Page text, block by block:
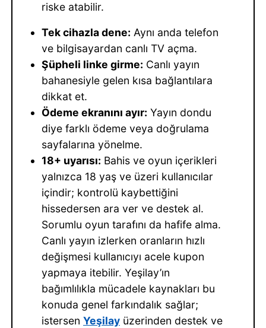
riske atabilir.
Tek cihazla dene: Aynı anda telefon
ve bilgisayardan canlı TV açma.
Şüpheli linke girme: Canlı yayın
bahanesiyle gelen kısa bağlantılara
dikkat et.
Ödeme ekranını ayır: Yayın dondu
diye farklı ödeme veya doğrulama
sayfalarına yönelme.
18+ uyarısı: Bahis ve oyun içerikleri
yalnızca 18 yaş ve üzeri kullanıcılar
içindir; kontrolü kaybettiğini
hissedersen ara ver ve destek al.
Sorumlu oyun tarafını da hafife alma.
Canlı yayın izlerken oranların hızlı
değişmesi kullanıcıyı acele kupon
yapmaya itebilir. Yeşilay’ın
bağımlılıkla mücadele kaynakları bu
konuda genel farkındalık sağlar;
istersen Yeşilay üzerinden destek ve